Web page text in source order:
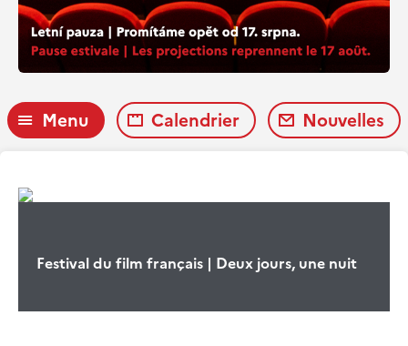
Menu Calendrier Nouvelles
Festival du film français | Deux jours, une nuit